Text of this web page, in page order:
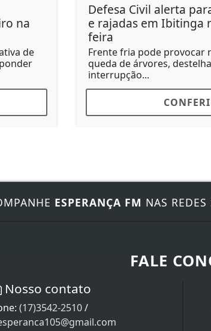
de
Defesa Civil alerta para
e rajadas em Ibitinga
feira
Frente fria pode provocar
queda de árvores,
interrupção...
CONFERIR
ESPERANÇA FM NAS
FALE
Nosso contato
(17)3542-2510/